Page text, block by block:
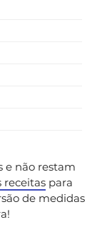
e não restam
receitas para
de medidas